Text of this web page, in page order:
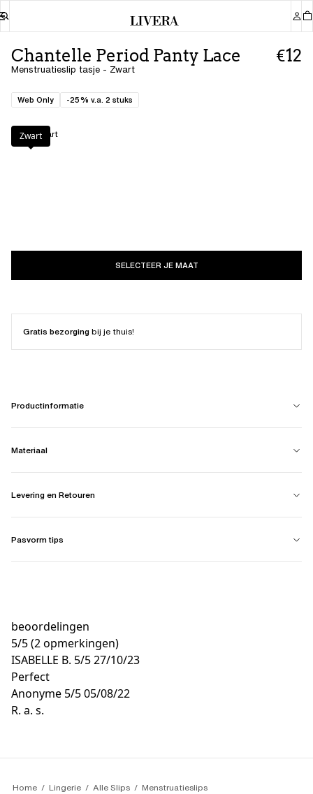
Chantelle Period Panty Lace
Menstruatieslip tasje - Zwart
€12
Web Only -25% v.a. 2 stuks
Kleur: Zwart
Zwart
SELECTEER JE MAAT
Gratis bezorgingbij je thuis!
Productinformatie
Materiaal
Levering en Retouren
Pasvorm tips
beoordelingen
5/5(2 opmerkingen)
ISABELLE B. 5/527/10/23
Perfect
Anonyme 5/505/08/22
R. a. s.
Home Lingerie Alle Slips Menstruatieslips